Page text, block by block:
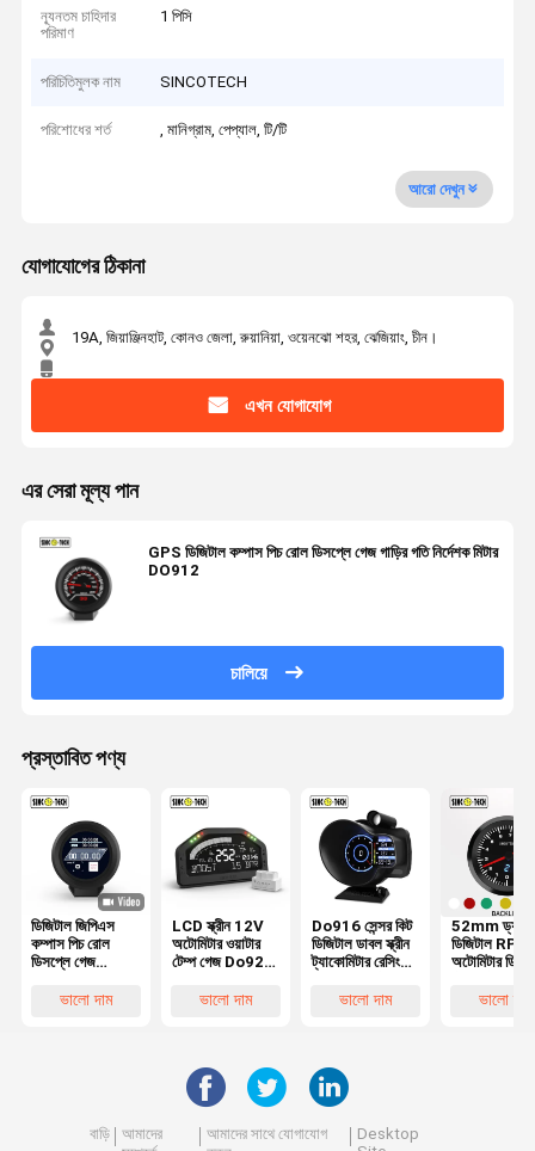
ন্যূনতম চাহিদার
পরিমাণ
1 পিসি
পরিচিতিমুলক নাম SINCOTECH
পরিশোধের শর্ত , মানিগ্রাম, পেপ্যাল, টি/টি
আরো দেখুন
যোগাযোগের ঠিকানা
19A, জিয়াঞ্জিনহাট, কোনও জেলা, রুয়ানিয়া, ওয়েনঝো শহর, ঝেজিয়াং, চীন।
এখন যোগাযোগ
এর সেরা মূল্য পান
GPS ডিজিটাল কম্পাস পিচ রোল ডিসপ্লে গেজ গাড়ির গতি নির্দেশক মিটার
DO912
চালিয়ে
প্রস্তাবিত পণ্য
ডিজিটাল জিপিএস
কম্পাস পিচ রোল
ডিসপ্লে গেজ
নির্দেশক অটো
ভালো দাম
LCD স্ক্রীন 12V
অটোমিটার ওয়াটার
টেম্প গেজ Do922
আরপিএম মিটার
ভালো দাম
Do916 সেন্সর কিট
ডিজিটাল ডাবল স্ক্রীন
ট্যাকোমিটার রেসিং
ভালো দাম
52mm ড্যাশ
ডিজিটাল RPM
অটোমিটার
ভালো দাম
বাড়ি
আমাদের
আমাদের সাথে যোগাযোগ
Desktop